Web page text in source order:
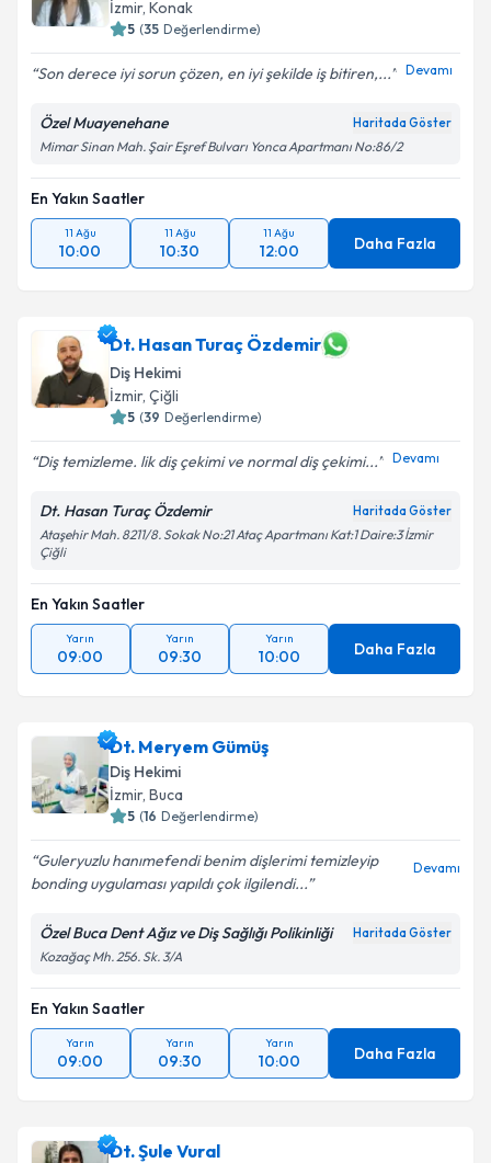
İzmir, Konak
5 (35 Değerlendirme)
Son derece iyi sorun çözen, en iyi şekilde iş bitiren,... Devamı
Özel Muayenehane Haritada Göster
Mimar Sinan Mah. Şair Eşref Bulvarı Yonca Apartmanı No:86/2
En Yakın Saatler
11 Ağu
10:00
11 Ağu
10:30
11 Ağu
12:00 Daha Fazla
Dt. Hasan Turaç Özdemir
Diş Hekimi
İzmir, Çiğli
5 (39 Değerlendirme)
Diş temizleme. lik diş çekimi ve normal diş çekimi... Devamı
Dt. Hasan Turaç Özdemir Haritada Göster
Ataşehir Mah. 8211/8. Sokak No:21 Ataç Apartmanı Kat:1 Daire:3 İzmir
Çiğli
En Yakın Saatler
Yarın
09:00
Yarın
09:30
Yarın
10:00 Daha Fazla
Dt. Meryem Gümüş
Diş Hekimi
İzmir, Buca
5 (16 Değerlendirme)
Guleryuzlu hanımefendi benim dişlerimi temizleyip
bonding uygulaması yapıldı çok ilgilendi...
Devamı
Özel Buca Dent Ağız ve Diş Sağlığı Polikinliği Haritada Göster
Kozağaç Mh. 256. Sk. 3/A
En Yakın Saatler
Yarın
09:00
Yarın
09:30
Yarın
10:00 Daha Fazla
Dt. Şule Vural